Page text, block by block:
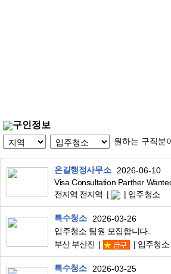
구인정보
원하는 구직분
온길행정사무소
2026-06-10
전지역 전지역
입주청소
특수청소
2026-03-26
입주청소 팀원 모집합니다.
부산 부산진
입주청소
특수청소
2026-03-25